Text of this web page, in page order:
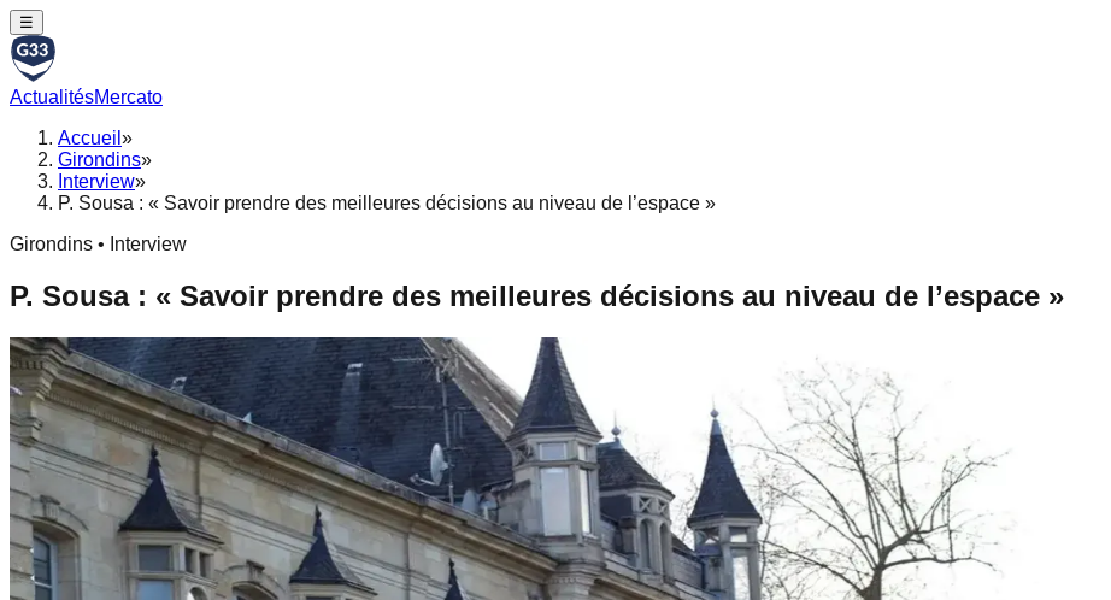
☰
ActualitésMercato
Accueil »
Girondins»
Interview»
P. Sousa : « Savoir prendre des meilleures décisions au niveau de l’espace »
Girondins • Interview
P. Sousa : « Savoir prendre des meilleures décisions au niveau de l’espace »